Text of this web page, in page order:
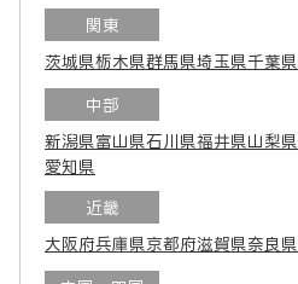
関東
茨城県栃木県群馬県埼玉県千葉県
中部
新潟県富山県石川県福井県山梨県
愛知県
近畿
大阪府兵庫県京都府滋賀県奈良県